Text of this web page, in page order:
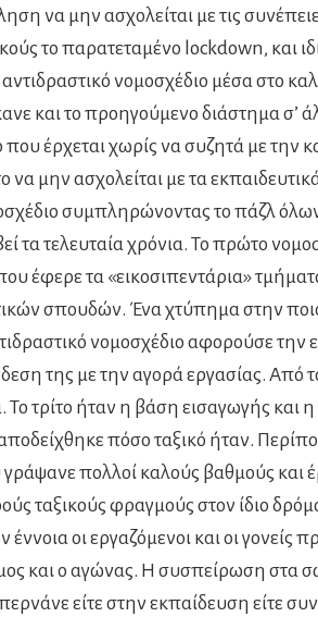
να μην ασχολείται με τις
το παρατεταμένο lockdown, και
νομοσχέδιο μέσα στο
και το προηγούμενο διάστημα σ’
έρχεται χωρίς να συζητά με την
να μην ασχολείται με τα
συμπληρώνοντας το πάζλ
τα τελευταία χρόνια. Το πρώτο
έφερε τα «εικοσιπεντάρια»
σπουδών. Ένα χτύπημα στην
νομοσχέδιο αφορούσε την
της με την αγορά εργασίας. Από
Το τρίτο ήταν η βάση εισαγωγής
πόσο ταξικό ήταν.
πολλοί καλούς βαθμούς και
ταξικούς φραγμούς στον ίδιο
έννοια οι εργαζόμενοι και οι
και ο αγώνας. Η συσπείρωση στα
είτε στην εκπαίδευση είτε